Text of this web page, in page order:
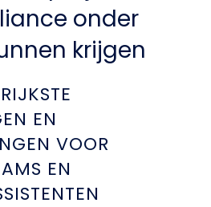
onder
krijgen
EN
VOOR
EN